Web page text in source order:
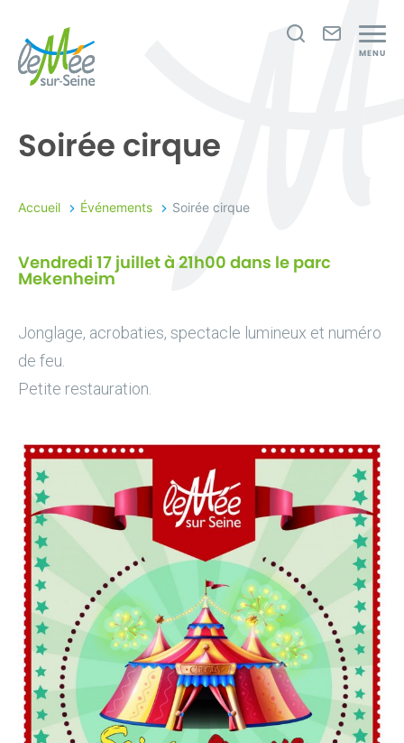
sur-
MENU
recherche
Nous
Soirée cirque
Accueil Événements Soirée cirque
Vendredi 17 juillet à 21h00 dans le parc
Mekenheim
Jonglage, acrobaties, spectacle lumineux et numéro
de feu.
Petite restauration.